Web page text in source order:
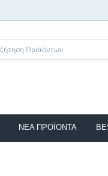
ΝΈΑ ΠΡΟΪΌΝΤΑ